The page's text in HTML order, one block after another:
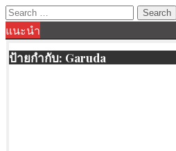
Search
for:
แนะนำ
ป้ายกำกับ: Garuda